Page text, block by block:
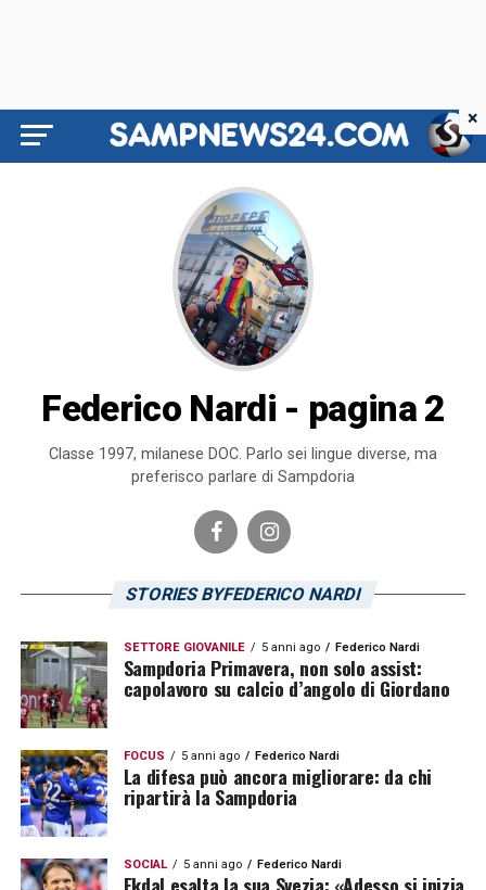
Federico Nardi - pagina 2
Classe 1997, milanese DOC. Parlo sei lingue diverse, ma
preferisco parlare di Sampdoria
STORIES BYFEDERICO NARDI
SETTORE GIOVANILE 5 anni ago Federico Nardi
Sampdoria Primavera, non solo assist:
capolavoro su calcio d’angolo di Giordano
FOCUS 5 anni ago Federico Nardi
La difesa può ancora migliorare: da chi
ripartirà la Sampdoria
SOCIAL 5 anni ago Federico Nardi
×